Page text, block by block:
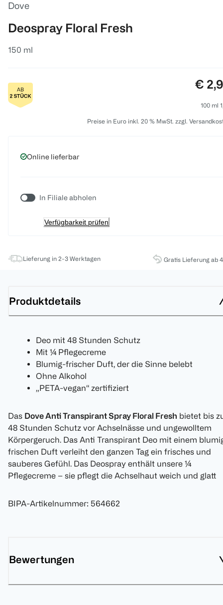
Dove
Deospray Floral Fresh
150 ml
€
100 ml
Preise in Euro inkl. 20 % MwSt. zzgl.
Online lieferbar
In Filiale abholen
Verfügbarkeit prüfen
Lieferung in 2-3 Werktagen Gratis Lieferung ab
Produktdetails
Deo mit 48 Stunden Schutz
Mit ¼ Pflegecreme
Blumig-frischer Duft, der die Sinne belebt
Ohne Alkohol
„PETA-vegan“ zertifiziert
Das Dove Anti Transpirant Spray Floral Fresh bietet bis
48 Stunden Schutz vor Achselnässe und ungewolltem
Körpergeruch. Das Anti Transpirant Deo mit einem
frischen Duft verleiht den ganzen Tag ein frisches und
sauberes Gefühl. Das Deospray enthält unsere ¼
Pflegecreme – sie pflegt die Achselhaut weich und glatt
BIPA-Artikelnummer: 564662
Bewertungen